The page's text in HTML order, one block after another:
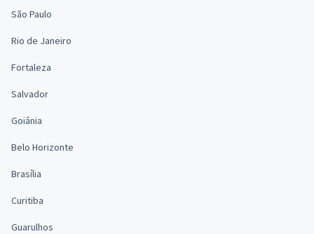
São Paulo
Rio de Janeiro
Fortaleza
Salvador
Goiânia
Belo Horizonte
Brasília
Curitiba
Guarulhos